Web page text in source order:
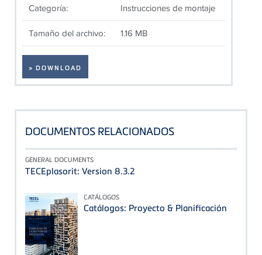
Categoría: Instrucciones de montaje
Tamaño del archivo: 1.16 MB
» DOWNLOAD
DOCUMENTOS RELACIONADOS
GENERAL DOCUMENTS
TECEplasorit: Version 8.3.2
CATÁLOGOS
Catálogos: Proyecto & Planificación